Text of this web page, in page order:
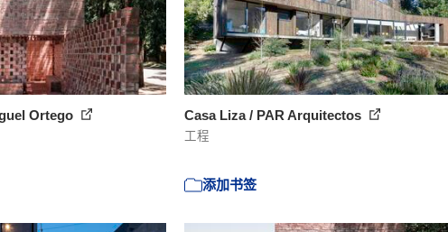
Ortego Casa Liza / PAR Arquitectos
工程
添加书签